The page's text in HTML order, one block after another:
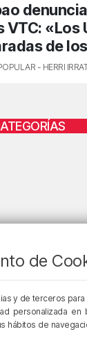
«Los
de
- HERRI
de
y de terceros para
personalizada en
hábitos de